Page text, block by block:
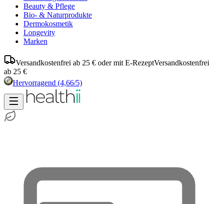
Beauty & Pflege
Bio- & Naturprodukte
Dermokosmetik
Longevity
Marken
Versandkostenfrei ab 25 € oder mit E-RezeptVersandkostenfrei
ab 25 €
Hervorragend (4,66/5)